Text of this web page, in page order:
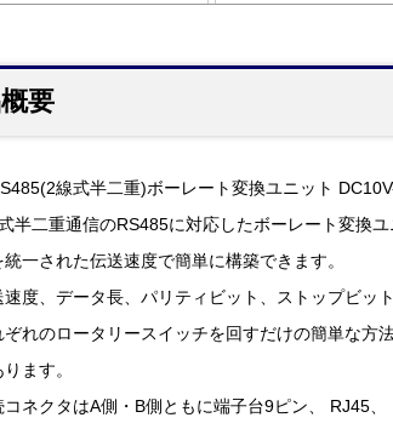
要
線式半二重)ボーレート変換ユニット
式半二重通信のRS485に対応したボーレート変換
統一された伝送速度で簡単に構築できます。
速度、データ長、パリティビット、ストップビ
ぞれのロータリースイッチを回すだけの簡単な
ます。
コネクタはA側・B側ともに端子台9ピン、 RJ45